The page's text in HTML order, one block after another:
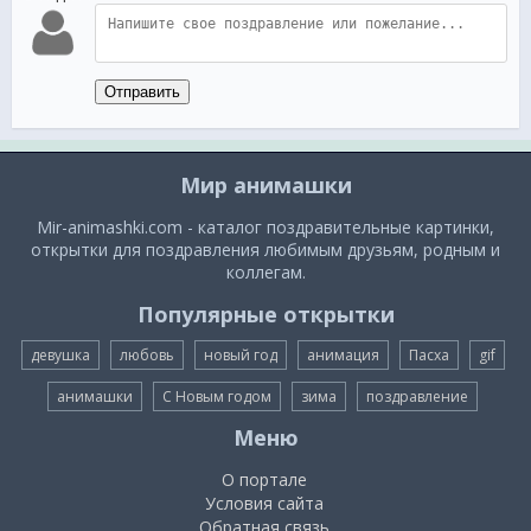
Отправить
Мир анимашки
Mir-animashki.com - каталог поздравительные картинки,
открытки для поздравления любимым друзьям, родным и
коллегам.
Популярные открытки
девушка любовь новый год анимация Пасха gif
анимашки С Новым годом зима поздравление
Меню
О портале
Условия сайта